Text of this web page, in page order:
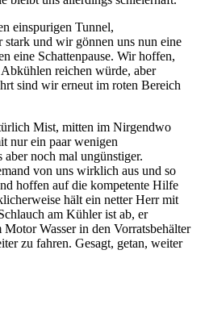
einspurigen Tunnel,
stark und wir gönnen uns nun eine
eine Schattenpause. Wir hoffen,
reichen würde, aber
sind wir erneut im roten Bereich
Mist, mitten im Nirgendwo
nur ein paar wenigen
noch mal ungünstiger.
von uns wirklich aus und so
hoffen auf die kompetente Hilfe
hält ein netter Herr mit
am Kühler ist ab, er
Wasser in den Vorratsbehälter
zu fahren. Gesagt, getan, weiter